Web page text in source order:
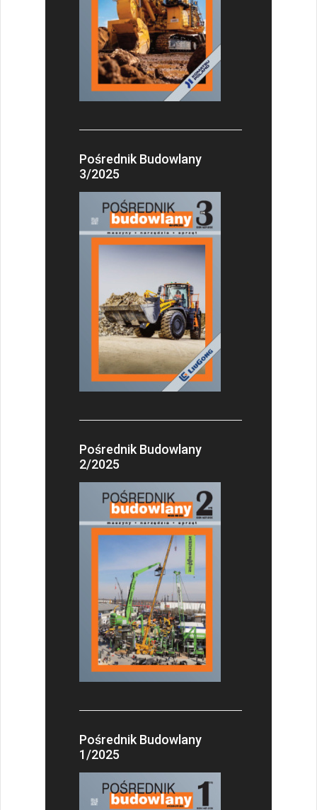
Pośrednik Budowlany
3/2025
Pośrednik Budowlany
2/2025
Pośrednik Budowlany
1/2025